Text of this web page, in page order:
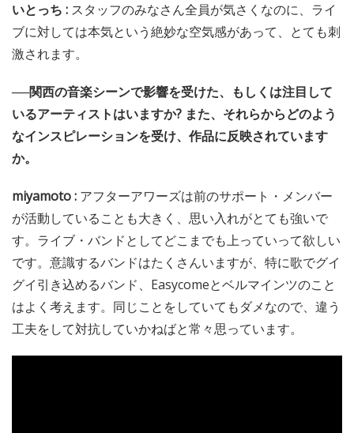
いとっち : スタッフのみなさん全員が気さくなのに、ライ
ブに対しては本気という絶妙な空気感があって、とても刺
激されます。
──関西の音楽シーンで影響を受けた、もしくは注目して
いるアーティストはいますか? また、それらからどのよう
なインスピレーションを受け、作品に反映されています
か。
miyamoto : アフターアワーズは前のサポート・メンバー
が活動していることも大きく、思い入れがとても強いで
す。ライブ・バンドとしてどこまでも上っていって欲しい
です。意識するバンドはたくさんいますが、特に歌でグイ
グイ引き込めるバンド、Easycomeとベルマインツのこと
はよく考えます。同じことをしていてもダメなので、違う
工夫をして対抗していかねばと常々思っています。